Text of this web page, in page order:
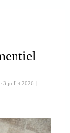
3 juillet 2026 |